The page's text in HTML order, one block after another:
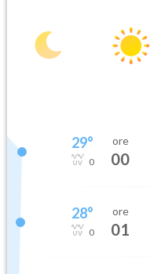
29°
0
ore
00
28°
0
ore
01